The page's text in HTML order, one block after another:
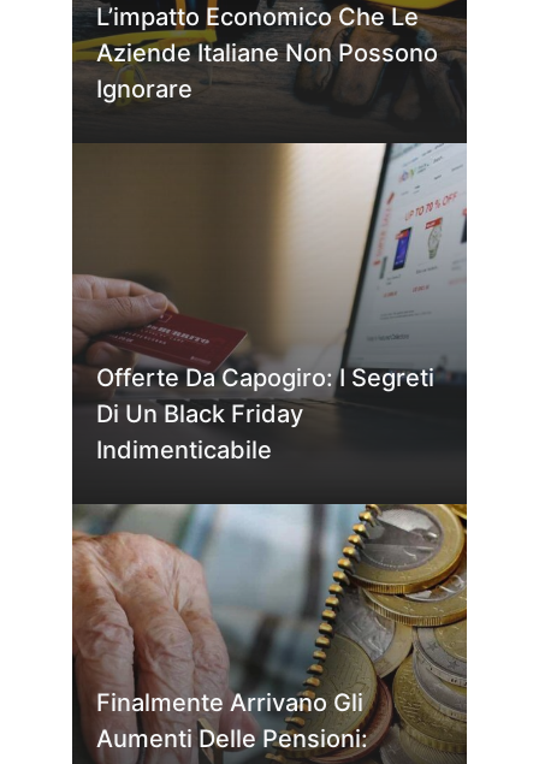
L’impatto Economico Che Le
Aziende Italiane Non Possono
Ignorare
Offerte Da Capogiro: I Segreti
Di Un Black Friday
Indimenticabile
Finalmente Arrivano Gli
Aumenti Delle Pensioni: